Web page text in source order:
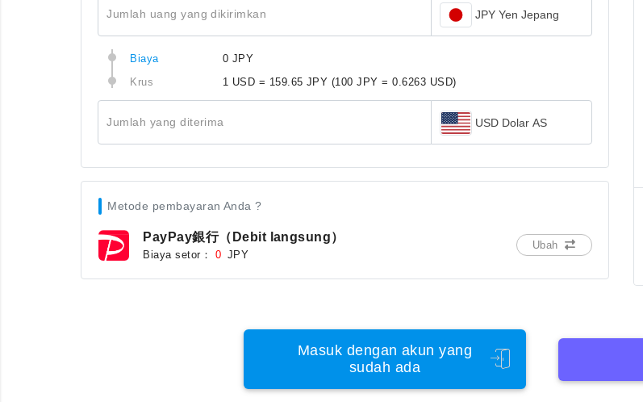
Jumlah uang yang dikirimkan JPY Yen Jepang
Biaya
0 JPY
Krus
1 USD = 159.65 JPY (100 JPY = 0.6263 USD)
Jumlah yang diterima USD Dolar AS
Metode pembayaran Anda ?
PayPay銀行（Debit langsung）
Biaya setor： 0 JPY
Ubah
Masuk dengan akun yang
sudah ada